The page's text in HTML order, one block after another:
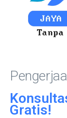
Gratis!